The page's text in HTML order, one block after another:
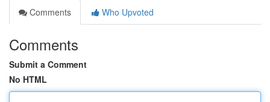
Comments
Who Upvoted
Comments
Submit a Comment
No HTML